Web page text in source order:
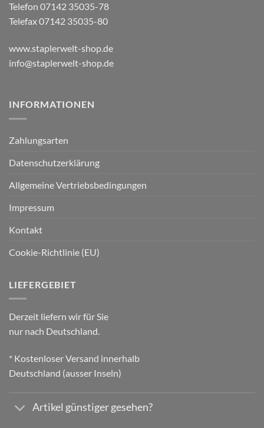
Telefon 07142 35035-78
Telefax 07142 35035-80
www.staplerwelt-shop.de
info@staplerwelt-shop.de
INFORMATIONEN
Zahlungsarten
Datenschutzerklärung
Allgemeine Vertriebsbedingungen
Impressum
Kontakt
Cookie-Richtlinie (EU)
LIEFERGEBIET
Derzeit liefern wir für Sie
nur nach Deutschland.
* Kostenloser Versand innerhalb
Deutschland (ausser Inseln)
Artikel günstiger gesehen?